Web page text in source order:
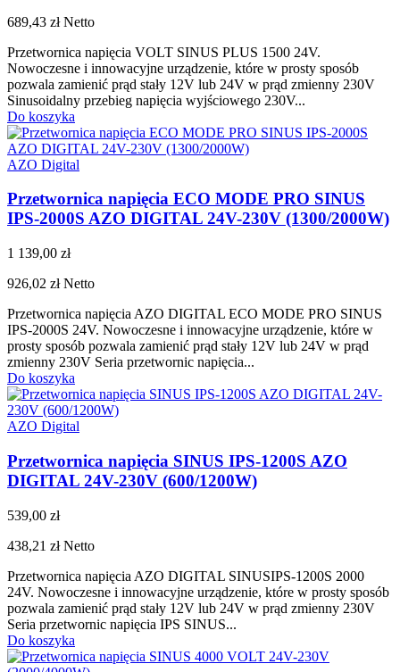
689,43 złNetto
Przetwornica napięcia VOLT SINUS PLUS 1500 24V.
Nowoczesne i innowacyjne urządzenie, które w prosty sposób
pozwala zamienić prąd stały 12V lub 24V w prąd zmienny 230V
Sinusoidalny przebieg napięcia wyjściowego 230V...
Do koszyka
AZO Digital
Przetwornica napięcia ECO MODE PRO SINUS
IPS-2000S AZO DIGITAL 24V-230V (1300/2000W)
1 139,00 zł
926,02 złNetto
Przetwornica napięcia AZO DIGITAL ECO MODE PRO SINUS
IPS-2000S 24V. Nowoczesne i innowacyjne urządzenie, które w
prosty sposób pozwala zamienić prąd stały 12V lub 24V w prąd
zmienny 230V Seria przetwornic napięcia...
Do koszyka
AZO Digital
Przetwornica napięcia SINUS IPS-1200S AZO
DIGITAL 24V-230V (600/1200W)
539,00 zł
438,21 złNetto
Przetwornica napięcia AZO DIGITAL SINUSIPS-1200S 2000
24V. Nowoczesne i innowacyjne urządzenie, które w prosty sposób
pozwala zamienić prąd stały 12V lub 24V w prąd zmienny 230V
Seria przetwornic napięcia IPS SINUS...
Do koszyka